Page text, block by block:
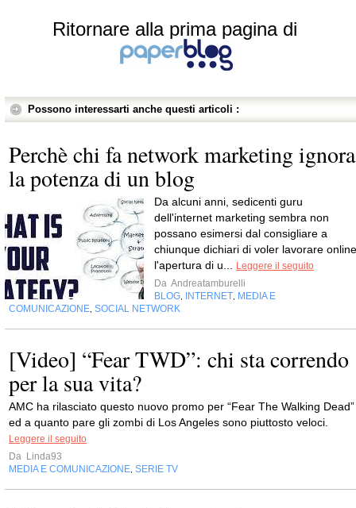
Ritornare alla prima pagina di
Possono interessarti anche questi articoli :
Perchè chi fa network marketing ignora
la potenza di un blog
Da alcuni anni, sedicenti guru
dell'internet marketing sembra non
possano esimersi dal consigliare a
chiunque dichiari di voler lavorare
l'apertura di u...
Leggere il seguito
Da Andreatamburelli
BLOG INTERNET MEDIA E
COMUNICAZIONE SOCIAL NETWORK
[Video] “Fear TWD”: chi sta correndo
per la sua vita?
AMC ha rilasciato questo nuovo promo per “Fear The Walking Dead”
ed a quanto pare gli zombi di Los Angeles sono piuttosto veloci.
Leggere il seguito
Da Linda93
MEDIA E COMUNICAZIONE SERIE TV